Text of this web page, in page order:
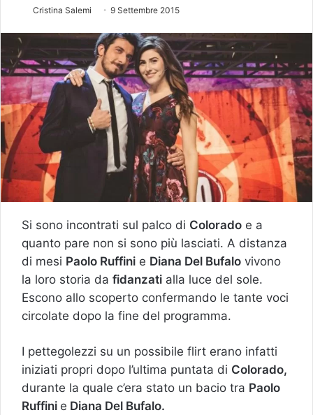
Cristina Salemi 9 Settembre 2015
Si sono incontrati sul palco di Colorado e a
quanto pare non si sono più lasciati. A distanza
di mesi Paolo Ruffini e Diana Del Bufalo vivono
la loro storia da fidanzati alla luce del sole.
Escono allo scoperto confermando le tante voci
circolate dopo la fine del programma.
I pettegolezzi su un possibile flirt erano infatti
iniziati propri dopo l’ultima puntata di Colorado,
durante la quale c’era stato un bacio tra Paolo
Ruffini e Diana Del Bufalo.